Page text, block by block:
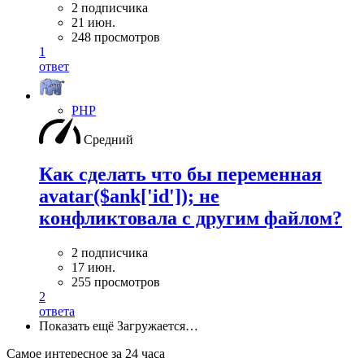
2 подписчика
21 июн.
248 просмотров
1
ответ
PHP
Средний
Как сделать что бы переменная
avatar($ank['id']); не
конфликтовала с другим файлом?
2 подписчика
17 июн.
255 просмотров
2
ответа
Показать ещё Загружается…
Самое интересное за 24 часа